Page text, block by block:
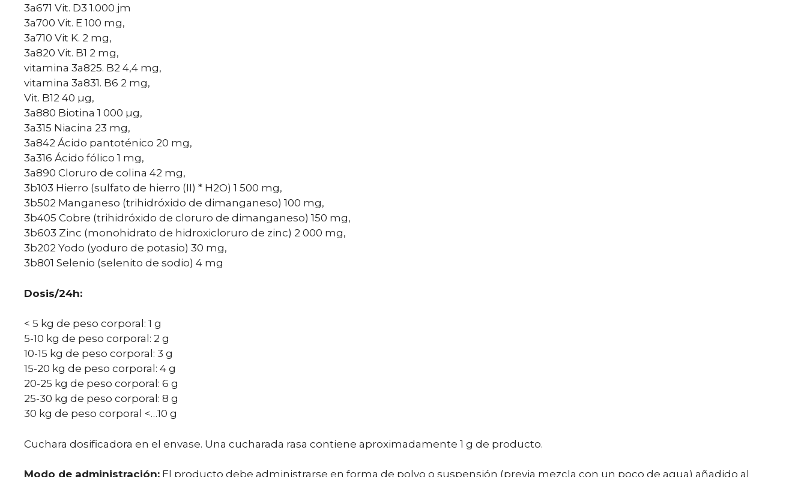
3a671 Vit. D3 1.000 jm
3a700 Vit. E 100 mg,
3a710 Vit K. 2 mg,
3a820 Vit. B1 2 mg,
vitamina 3a825. B2 4,4 mg,
vitamina 3a831. B6 2 mg,
Vit. B12 40 µg,
3a880 Biotina 1 000 µg,
3a315 Niacina 23 mg,
3a842 Ácido pantoténico 20 mg,
3a316 Ácido fólico 1 mg,
3a890 Cloruro de colina 42 mg,
3b103 Hierro (sulfato de hierro (II) * H2O) 1 500 mg,
3b502 Manganeso (trihidróxido de dimanganeso) 100 mg,
3b405 Cobre (trihidróxido de cloruro de dimanganeso) 150 mg,
3b603 Zinc (monohidrato de hidroxicloruro de zinc) 2 000 mg,
3b202 Yodo (yoduro de potasio) 30 mg,
3b801 Selenio (selenito de sodio) 4 mg
Dosis/24h:
< 5 kg de peso corporal: 1 g
5-10 kg de peso corporal: 2 g
10-15 kg de peso corporal: 3 g
15-20 kg de peso corporal: 4 g
20-25 kg de peso corporal: 6 g
25-30 kg de peso corporal: 8 g
30 kg de peso corporal <…10 g
Cuchara dosificadora en el envase. Una cucharada rasa contiene aproximadamente 1 g de producto.
Modo de administración: El producto debe administrarse en forma de polvo o suspensión (previa mezcla con un poco de agua) añadido al